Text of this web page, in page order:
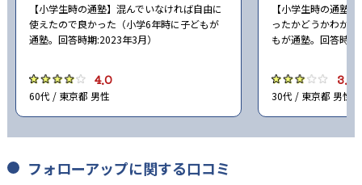
【小学生時の通塾】混んでいなければ自由に
使えたので良かった（小学6年時に子どもが
通塾。回答時期:2023年3月）
4.0
60代 / 東京都 男性
【小学生時の通塾
ったかどうかわか
もが通塾。回答時
3.0
30代 / 東京都 男性
フォローアップに関する口コミ